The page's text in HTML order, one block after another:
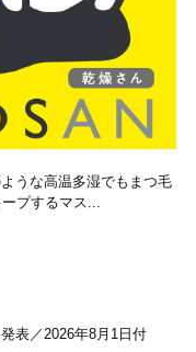
うな高温多湿でもまつ毛
プするマス...
表／2026年8月1日付